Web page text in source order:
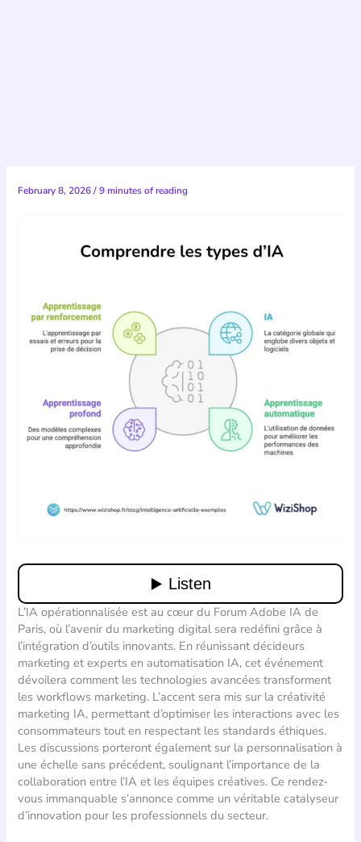
February 8, 2026/9 minutes of reading
L’IA opérationnalisée est au cœur du Forum Adobe IA de
Paris, où l’avenir du marketing digital sera redéfini grâce à
l’intégration d’outils innovants. En réunissant décideurs
marketing et experts en automatisation IA, cet événement
dévoilera comment les technologies avancées transforment
les workflows marketing. L’accent sera mis sur la créativité
marketing IA, permettant d’optimiser les interactions avec les
consommateurs tout en respectant les standards éthiques.
Les discussions porteront également sur la personnalisation à
une échelle sans précédent, soulignant l’importance de la
collaboration entre l’IA et les équipes créatives. Ce rendez-
vous immanquable s’annonce comme un véritable catalyseur
d’innovation pour les professionnels du secteur.